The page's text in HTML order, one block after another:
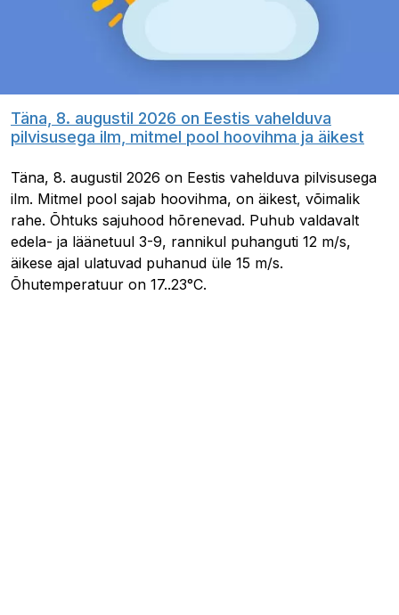
Täna, 8. augustil 2026 on Eestis vahelduva
pilvisusega ilm, mitmel pool hoovihma ja äikest
Täna, 8. augustil 2026 on Eestis vahelduva pilvisusega
ilm. Mitmel pool sajab hoovihma, on äikest, võimalik
rahe. Õhtuks sajuhood hõrenevad. Puhub valdavalt
edela- ja läänetuul 3-9, rannikul puhanguti 12 m/s,
äikese ajal ulatuvad puhanud üle 15 m/s.
Õhutemperatuur on 17..23°C.